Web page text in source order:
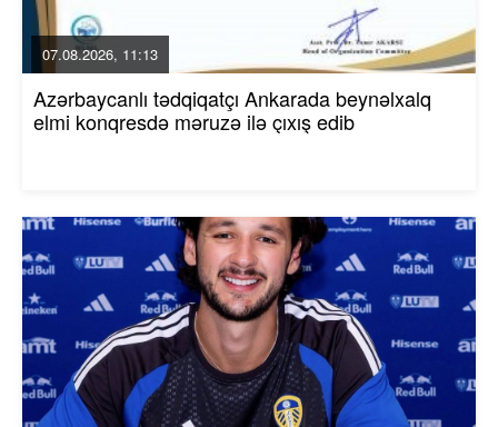
07.08.2026, 11:13
Azərbaycanlı tədqiqatçı Ankarada beynəlxalq
elmi konqresdə məruzə ilə çıxış edib